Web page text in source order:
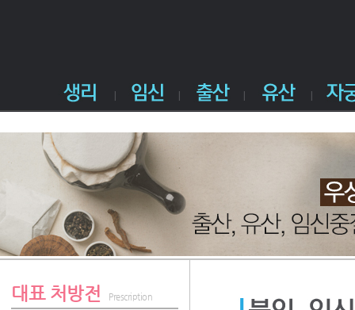
대표 처방전 Prescription